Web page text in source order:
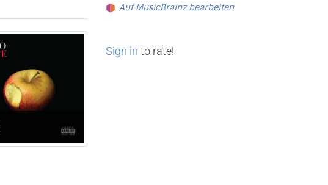
Auf MusicBrainz bearbeiten
Sign in to rate!